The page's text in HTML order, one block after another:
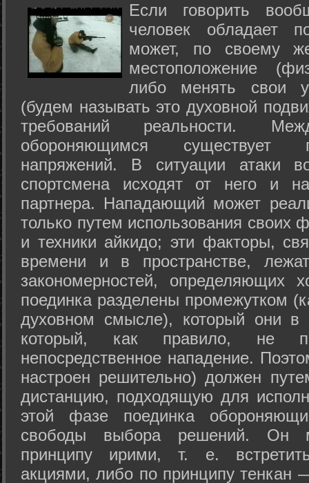
Если говорить
человек обладает
может, по своему
местоположение
либо менять свои
(будем называть это духовной
требований реальности.
обороняющимся существует
напряжений. В ситуации атаки
спортсмена исходят от него и
партнера. Нападающий может
только путем использования своих
и техники айкидо; эти факторы,
времени и в пространстве,
закономерностей, определяющих
поединка разделены промежутком
духовном смысле), который они в
который, как правило, не
непосредственное нападение.
настроен решительно) должен
дистанцию, подходящую для
этой фазе поединка
свободы выбора решений. Он
принципу ирими, т. е.
акциями, либо по принципу тенкан